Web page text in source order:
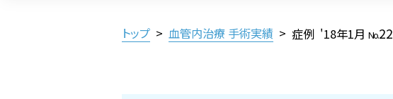
トップ > 血管内治療 手術実績 > 症例 '18年1月No.22